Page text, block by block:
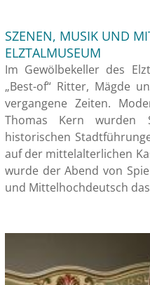
SZENEN, MUSIK UND
ELZTALMUSEUM
Im Gewölbekeller des
„Best-of“ Ritter, Mägde
vergangene Zeiten.
Thomas Kern wurden
historischen
auf der mittelalterlichen
wurde der Abend von
und Mittelhochdeutsch